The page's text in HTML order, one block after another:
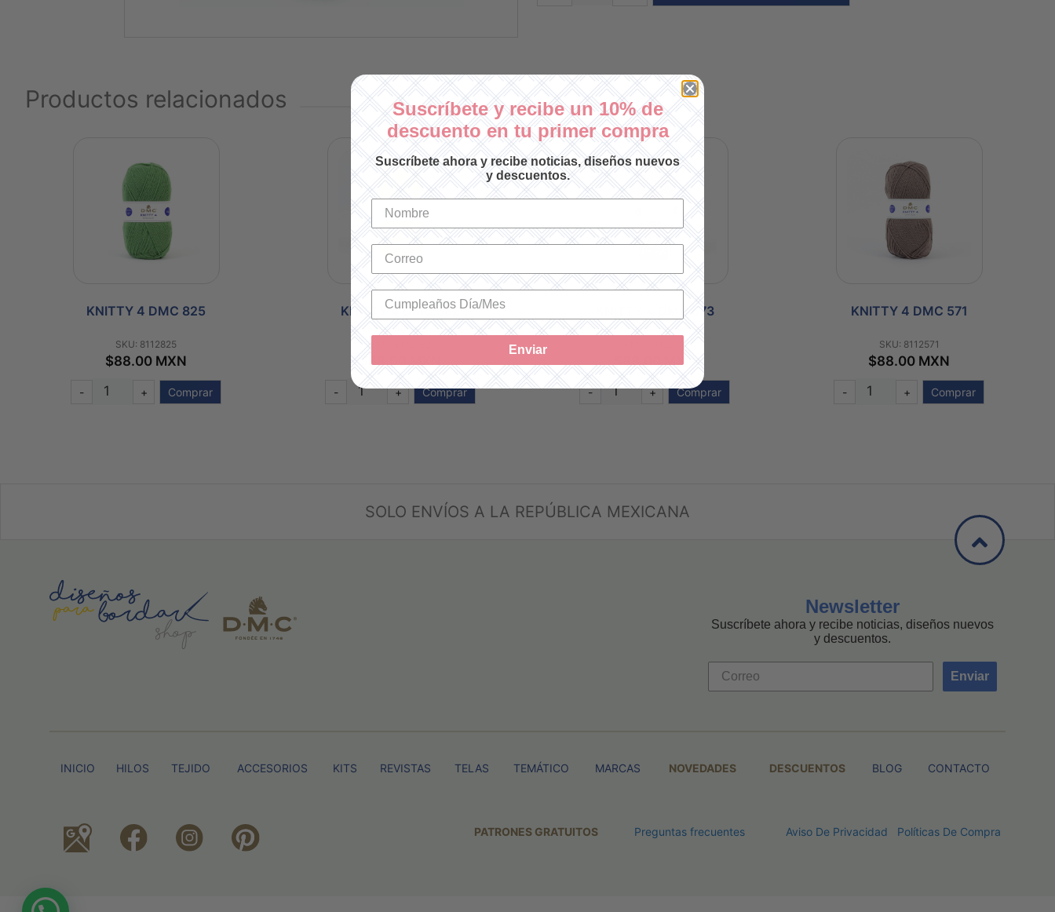
Productos relacionados
KNITTY 4 DMC 825
SKU: 8112825
$88.00 MXN
- + Comprar
KNITTY 4 DMC 582
SKU: 8112582
$88.00 MXN
- + Comprar
KNITTY 4 DMC 573
SKU: 8112573
$88.00 MXN
- + Comprar
KNITTY 4 DMC 571
SKU: 8112571
$88.00 MXN
- + Comprar
SOLO ENVÍOS A LA REPÚBLICA MEXICANA
Newsletter
Suscríbete ahora y recibe noticias, diseños nuevos
y descuentos.
Enviar
INICIO HILOS TEJIDO ACCESORIOS KITS REVISTAS TELAS TEMÁTICO MARCAS NOVEDADES DESCUENTOS BLOG CONTACTO
PATRONES GRATUITOS Preguntas frecuentes Aviso De Privacidad Políticas De Compra
Suscríbete y recibe un 10% de
descuento en tu primer compra
Suscríbete ahora y recibe noticias, diseños nuevos
y descuentos.
Enviar